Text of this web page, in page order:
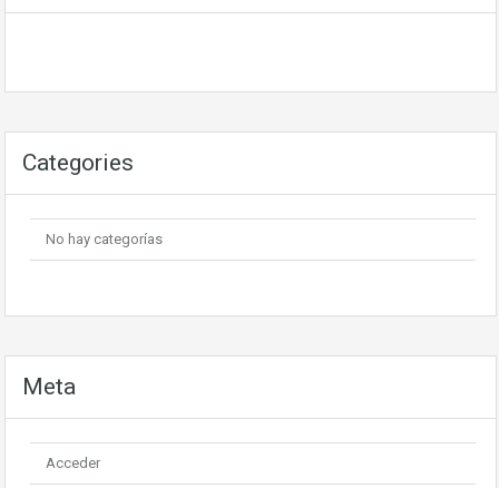
Categories
No hay categorías
Meta
Acceder